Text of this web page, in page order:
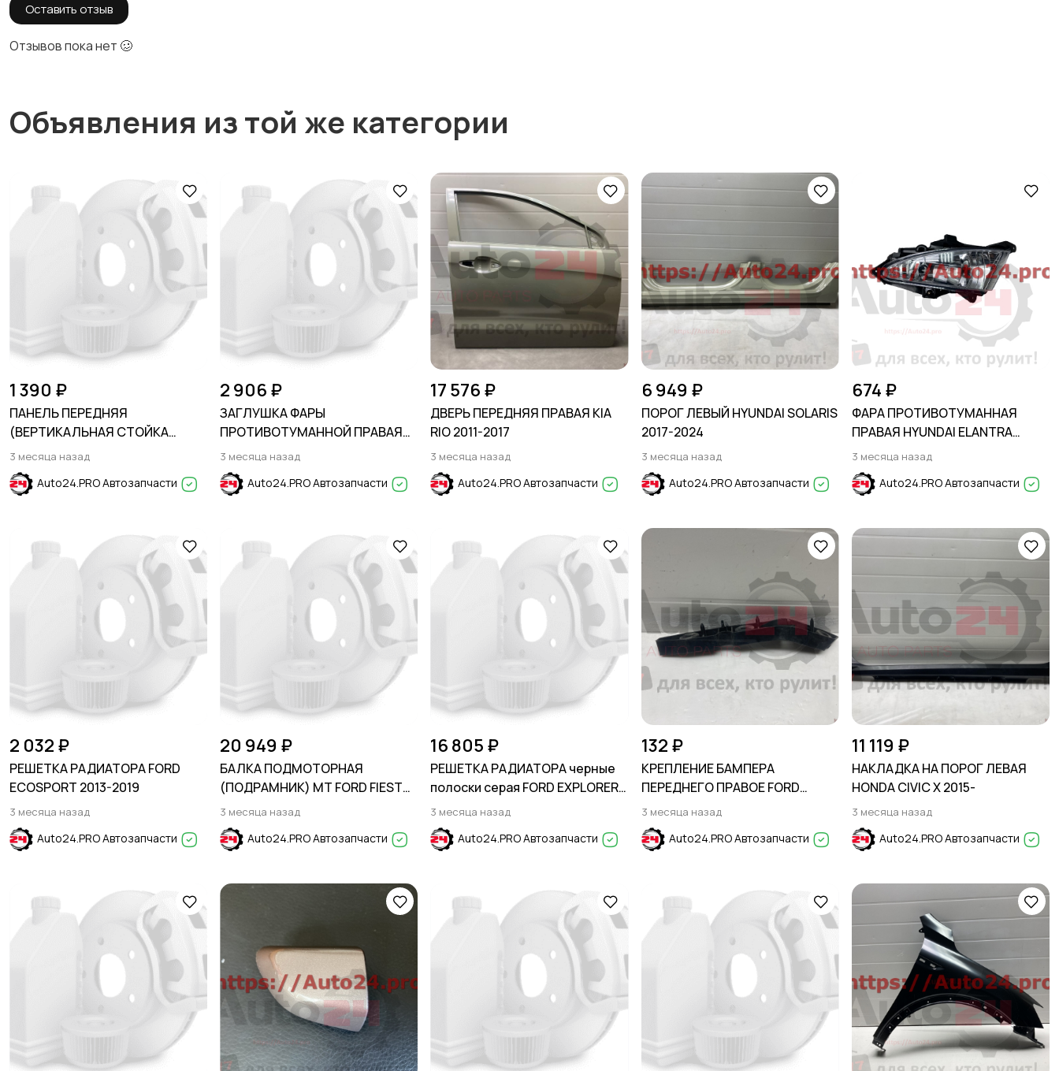
Оставить отзыв
Отзывов пока нет 🥴
Объявления из той же категории
1 390 ₽
ПАНЕЛЬ ПЕРЕДНЯЯ
(ВЕРТИКАЛЬНАЯ СТОЙКА
КРОНШТЕЙНА КРЕПЛЕНИЯ
РЕШЕТКИ) CHEVROLET EQUINOX
2017-2023
3 месяца назад
Auto24.PRO Автозапчасти
2 906 ₽
ЗАГЛУШКА ФАРЫ
ПРОТИВОТУМАННОЙ ПРАВАЯ
FORD ESCAPE 2023-
3 месяца назад
Auto24.PRO Автозапчасти
17 576 ₽
ДВЕРЬ ПЕРЕДНЯЯ ПРАВАЯ KIA
RIO 2011-2017
3 месяца назад
Auto24.PRO Автозапчасти
6 949 ₽
ПОРОГ ЛЕВЫЙ HYUNDAI SOLARIS
2017-2024
3 месяца назад
Auto24.PRO Автозапчасти
674 ₽
ФАРА ПРОТИВОТУМАННАЯ
ПРАВАЯ HYUNDAI ELANTRA
2006-2011
3 месяца назад
Auto24.PRO Автозапчасти
2 032 ₽
РЕШЕТКА РАДИАТОРА FORD
ECOSPORT 2013-2019
3 месяца назад
Auto24.PRO Автозапчасти
20 949 ₽
БАЛКА ПОДМОТОРНАЯ
(ПОДРАМНИК) MT FORD FIESTA
2009-2016
3 месяца назад
Auto24.PRO Автозапчасти
16 805 ₽
РЕШЕТКА РАДИАТОРА черные
полоски серая FORD EXPLORER
2015-2019
3 месяца назад
Auto24.PRO Автозапчасти
132 ₽
КРЕПЛЕНИЕ БАМПЕРА
ПЕРЕДНЕГО ПРАВОЕ FORD
FOCUS II 2005-
3 месяца назад
Auto24.PRO Автозапчасти
11 119 ₽
НАКЛАДКА НА ПОРОГ ЛЕВАЯ
HONDA CIVIC X 2015-
3 месяца назад
Auto24.PRO Автозапчасти